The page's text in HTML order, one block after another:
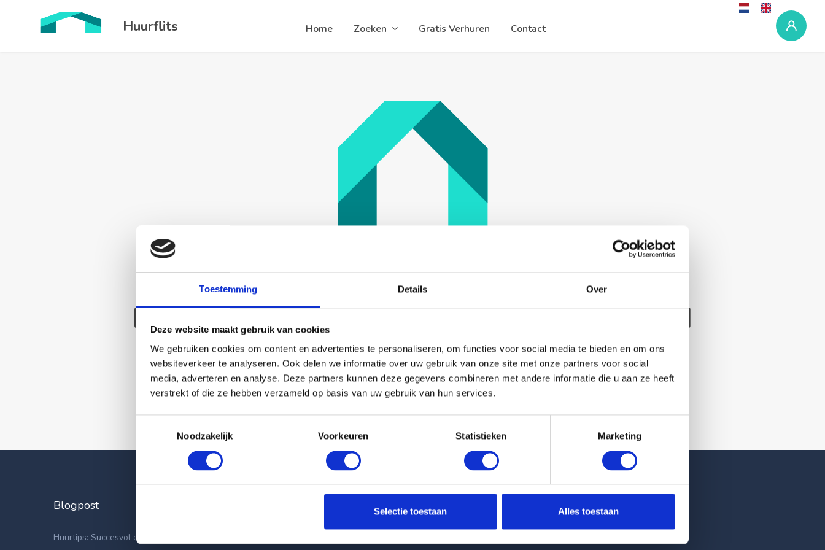
Toestemming Details Over
Deze website maakt gebruik van cookies
We gebruiken cookies om content en advertenties te personaliseren, om functies voor social media te bieden en om ons
websiteverkeer te analyseren. Ook delen we informatie over uw gebruik van onze site met onze partners voor social
media, adverteren en analyse. Deze partners kunnen deze gegevens combineren met andere informatie die u aan ze heeft
verstrekt of die ze hebben verzameld op basis van uw gebruik van hun services.
Noodzakelijk
Voorkeuren Statistieken Marketing
Selectie toestaan Alles toestaan
Huurflits Home Zoeken Gratis Verhuren Contact
Deze woning is helaas verhuurd/verwijderd
Pagina niet gevonden
Terug naar woningoverzicht
Blogpost
Huurtips: Succesvol op zoek naar een nieuwe
Reviews